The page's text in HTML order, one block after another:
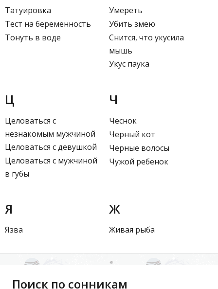
Татуировка
Тест на беременность
Тонуть в воде
Умереть
Убить змею
Снится, что укусила
мышь
Укус паука
Ц
Целоваться с
незнакомым мужчиной
Целоваться с девушкой
Целоваться с мужчиной
в губы
Ч
Чеснок
Черный кот
Черные волосы
Чужой ребенок
Я
Язва
Ж
Живая рыба
Поиск по сонникам